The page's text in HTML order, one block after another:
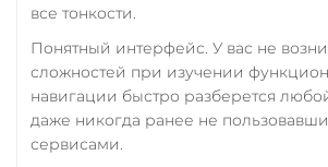
все тонкости.
Понятный интерфейс. У вас не
сложностей при изучении
навигации быстро разберется
даже никогда ранее не
сервисами.